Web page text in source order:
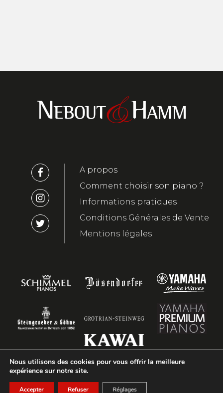
A propos
Comment choisir son piano ?
Informations pratiques
Conditions Générales de Vente
Mentions légales
Nous utilisons des cookies pour vous offrir la meilleure
expérience sur notre site.
Accepter Refuser Réglages